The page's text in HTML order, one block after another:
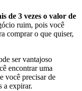
de 3 vezes o valor de
ruim, pois você
comprar o que quiser,
ser vantajoso
encontrar uma
você precisar de
a expirar.